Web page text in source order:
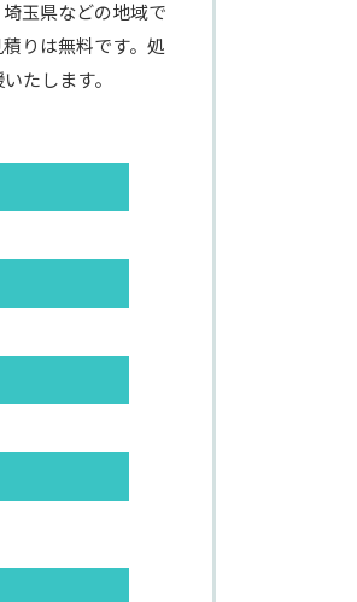
玉県などの地域で
りは無料です。処
たします。